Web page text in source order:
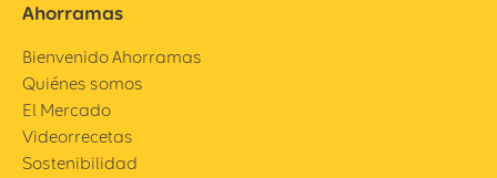
Ahorramas
Bienvenido Ahorramas
Quiénes somos
El Mercado
Videorrecetas
Sostenibilidad